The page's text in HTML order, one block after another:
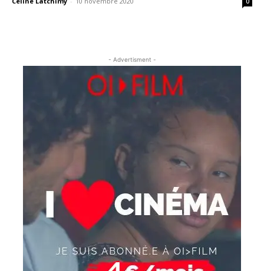
- Advertisment -